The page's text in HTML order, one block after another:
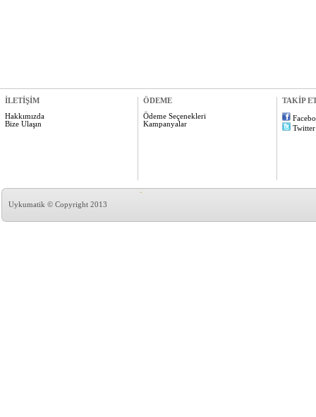
İLETİŞİM
Hakkımızda
Bize Ulaşın
ÖDEME
Ödeme Seçenekleri
Kampanyalar
TAKİP
Twitter
Uykumatik © Copyright 2013